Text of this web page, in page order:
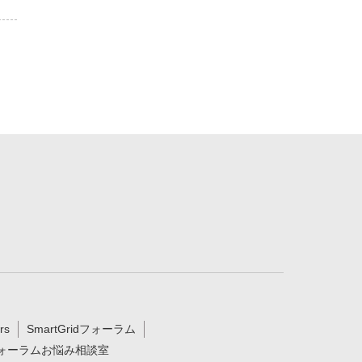
SmartGridフォーラム
ーラムお悩み相談室